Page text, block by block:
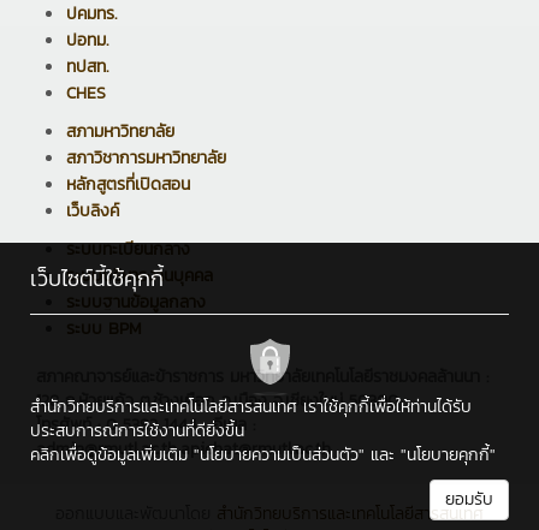
ปคมทร.
ปอทม.
ทปสท.
CHES
สภามหาวิทยาลัย
สภาวิชาการมหาวิทยาลัย
หลักสูตรที่เปิดสอน
เว็บลิงค์
ระบบทะเบียนกลาง
ระบบบริหารงานบุคคล
ระบบฐานข้อมูลกลาง
ระบบ BPM
สภาคณาจารย์และข้าราชการ มหาวิทยาลัยเทคโนโลยีราชมงคลล้านนา :
128 ถ.ห้วยแก้ว ต.ช้างเผือก อ.เมือง จ.เชียงใหม่ 50300
โทรศัพท์ : 0 5392 1444 , อีเมล :
admin@rmutl.ac.th,apichat@rmutl.ac.th
เว็บไซต์นี้ใช้คุกกี้
สำนักวิทยบริการและเทคโนโลยีสารสนเทศ เราใช้คุกกี้เพื่อให้ท่านได้รับ
ประสบการณ์การใช้งานที่ดียิ่งขึ้น
คลิกเพื่อดูข้อมูลเพิ่มเติม "นโยบายความเป็นส่วนตัว" และ "นโยบายคุกกี้"
ยอมรับ
สำนักวิทยบริการและเทคโนโลยีสารสนเทศ